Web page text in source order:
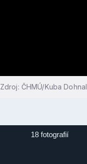
Zdroj: ČHMÚ/Kuba Dohnal
18 fotografií